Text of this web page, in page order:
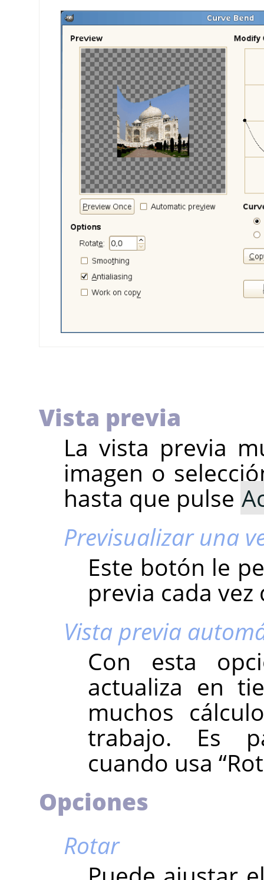
Vista previa
La vista previa
imagen o
hasta que pulse
Previsualizar una
Este botón le
previa cada
Vista previa
Con esta
actualiza en
muchos
trabajo. Es
cuando usa“
Opciones
Rotar